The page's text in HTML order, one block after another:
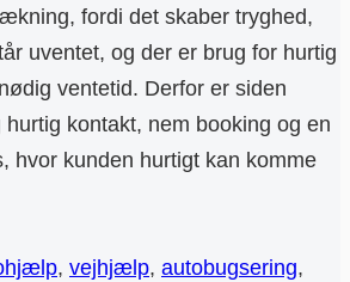
fordi det skaber tryghed,
uventet, og der er brug for hurtig
ventetid. Derfor er siden
hurtig kontakt, nem booking og en
hvor kunden hurtigt kan komme
, vejhjælp, autobugsering,